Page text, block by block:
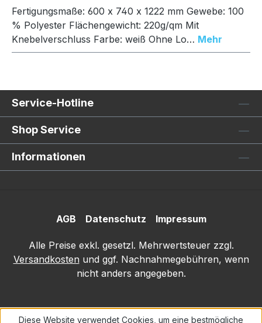
Fertigungsmaße: 600 x 740 x 1222 mm Gewebe: 100
% Polyester Flächengewicht: 220g/qm Mit
Knebelverschluss Farbe: weiß Ohne Lo… Mehr
Service-Hotline
Shop Service
Informationen
AGB Datenschutz Impressum
Alle Preise exkl. gesetzl. Mehrwertsteuer zzgl.
Versandkosten und ggf. Nachnahmegebühren, wenn
nicht anders angegeben.
Diese Website verwendet Cookies, um eine bestmögliche